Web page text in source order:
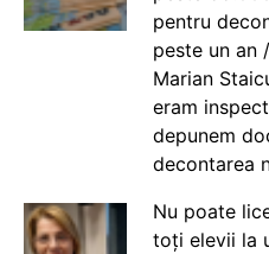
pentru
peste un an
Marian
eram
depunem
decontarea
Nu poate
toți elevii la